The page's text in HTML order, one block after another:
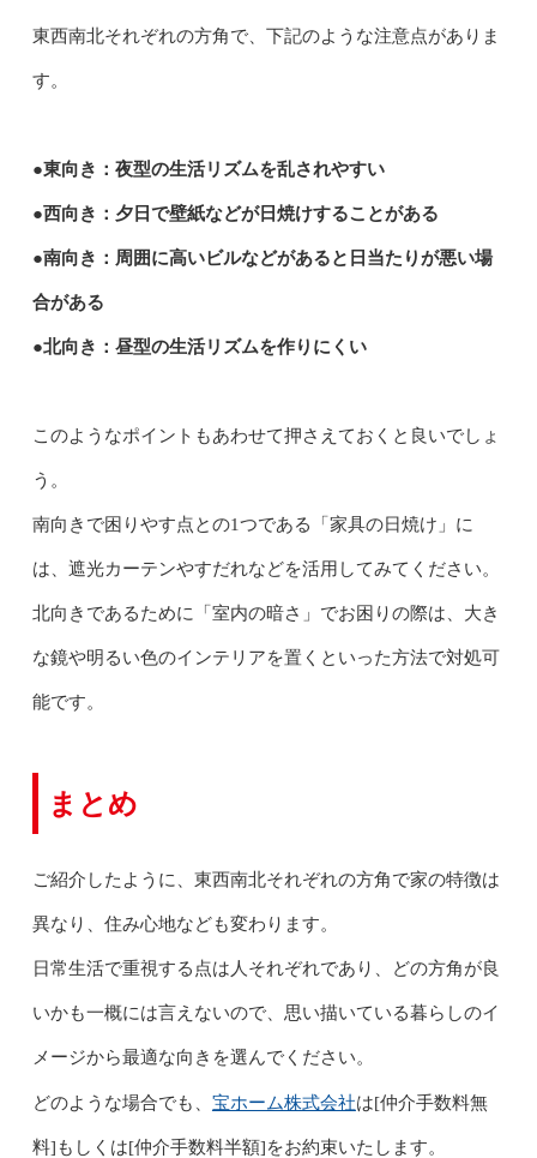
東西南北それぞれの方角で、下記のような注意点がありま
す。
●東向き：夜型の生活リズムを乱されやすい
●西向き：夕日で壁紙などが日焼けすることがある
●南向き：周囲に高いビルなどがあると日当たりが悪い場
合がある
●北向き：昼型の生活リズムを作りにくい
このようなポイントもあわせて押さえておくと良いでしょ
う。
南向きで困りやす点との1つである「家具の日焼け」に
は、遮光カーテンやすだれなどを活用してみてください。
北向きであるために「室内の暗さ」でお困りの際は、大き
な鏡や明るい色のインテリアを置くといった方法で対処可
能です。
まとめ
ご紹介したように、東西南北それぞれの方角で家の特徴は
異なり、住み心地なども変わります。
日常生活で重視する点は人それぞれであり、どの方角が良
いかも一概には言えないので、思い描いている暮らしのイ
メージから最適な向きを選んでください。
どのような場合でも、 宝ホーム株式会社は[仲介手数料無
料]もしくは[仲介手数料半額]をお約束いたします。